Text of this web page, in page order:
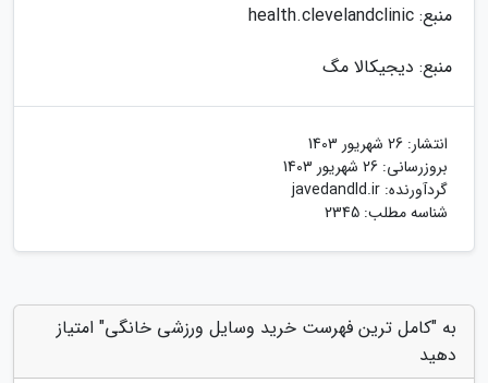
منبع: health.clevelandclinic
منبع: دیجیکالا مگ
انتشار: 26 شهریور 1403
بروزرسانی: 26 شهریور 1403
گردآورنده: javedandld.ir
شناسه مطلب: 2345
به "کامل ترین فهرست خرید وسایل ورزشی خانگی" امتیاز
دهید